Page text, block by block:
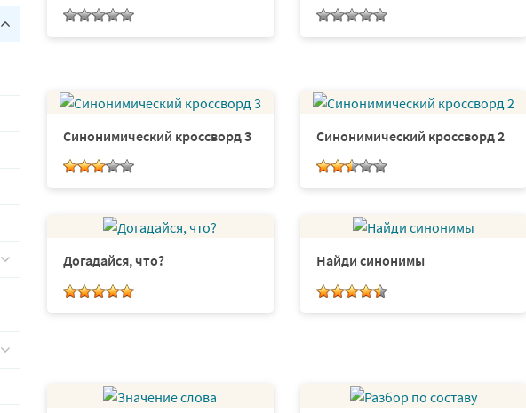
Синонимический кроссворд 3 Синонимический кроссворд 2
Догадайся, что? Найди синонимы